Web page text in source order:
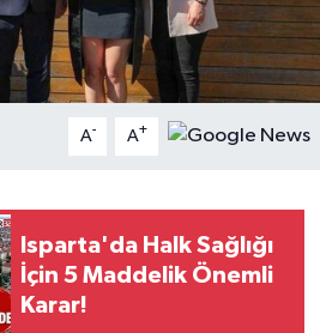
A- A+
Isparta'da Halk Sağlığı
İçin 5 Maddelik Önemli
Karar!